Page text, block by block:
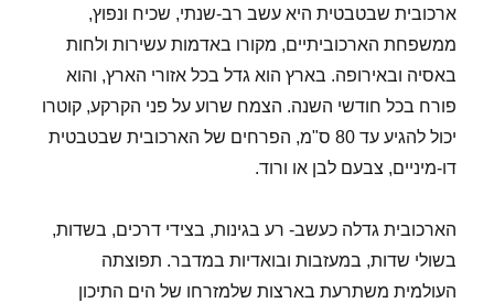
ארכובית שבטבטית היא עשב רב-שנתי, שכיח ונפוץ,
ממשפחת הארכוביתיים, מקורו באדמות עשירות ולחות
באסיה ובאירופה. בארץ הוא גדל בכל אזורי הארץ, והוא
פורח בכל חודשי השנה. הצמח שרוע על פני הקרקע, קוטרו
יכול להגיע עד 80 ס"מ, הפרחים של הארכובית שבטבטית
דו-מיניים, צבעם לבן או ורוד.
הארכובית גדלה כעשב- רע בגינות, בצידי דרכים, בשדות,
בשולי שדות, במעזבות ובואדיות במדבר. תפוצתה
העולמית משתרעת בארצות שלמזרחו של הים התיכון